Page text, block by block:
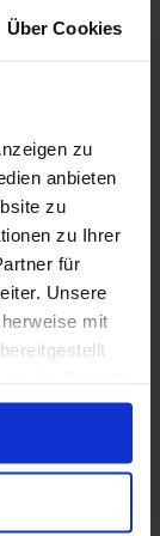
Über Cookies
zu
anbieten
zu
zu Ihrer
für
Unsere
mit
alternatieven
van